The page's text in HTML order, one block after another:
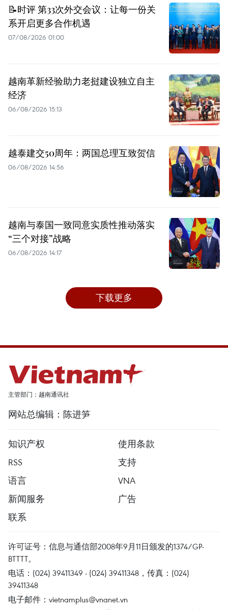
📝时评 第33次外交会议：让每一份关
系开启更多合作机遇
07/08/2026 01:00
越南革新经验助力老挝建设独立自主
经济
06/08/2026 15:13
越泰建交50周年：两国总理互致贺信
06/08/2026 14:56
越南与泰国一致同意实质性推动落实
“三个对接”战略
06/08/2026 14:17
下载更多
主管部门：越南通讯社
网站总编辑：陈进笋
知识产权
使用条款
RSS
支持
语言
VNA
新闻服务
广告
联系
许可证号：信息与通信部2008年9月11日颁发的1374/GP-
BTTTT。
电话：(024) 39411349 - (024) 39411348，传真：(024)
39411348
电子邮件： vietnamplus@vnanet.vn